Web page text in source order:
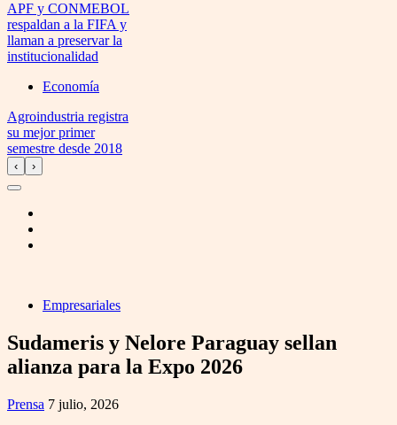
APF y CONMEBOL
respaldan a la FIFA y
llaman a preservar la
institucionalidad
Economía
Agroindustria registra
su mejor primer
semestre desde 2018
‹ ›
Empresariales
Sudameris y Nelore Paraguay sellan
alianza para la Expo 2026
Prensa 7 julio, 2026